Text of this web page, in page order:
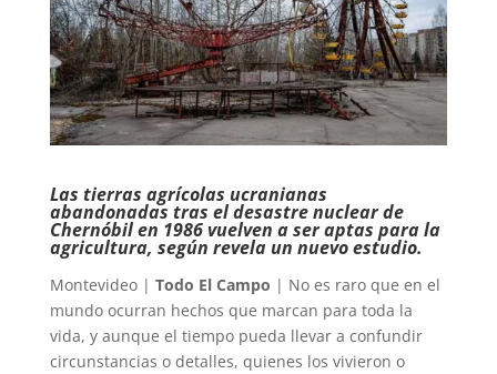
Las tierras agrícolas ucranianas
abandonadas tras el desastre nuclear de
Chernóbil en 1986 vuelven a ser aptas para la
agricultura, según revela un nuevo estudio.
Montevideo | Todo El Campo | No es raro que en el
mundo ocurran hechos que marcan para toda la
vida, y aunque el tiempo pueda llevar a confundir
circunstancias o detalles, quienes los vivieron o